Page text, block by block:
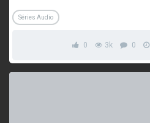
Séries Audio
0 3k 0